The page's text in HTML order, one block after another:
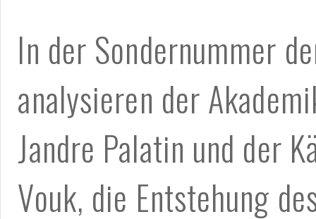
In der Sondernummer
analysieren der
Jandre Palatin und der
Vouk, die Entstehung